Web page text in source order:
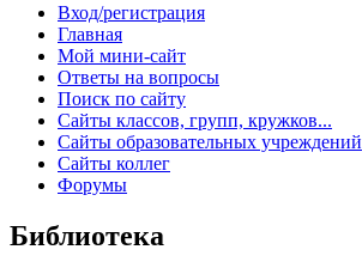
Вход/регистрация
Главная
Мой мини-сайт
Ответы на вопросы
Поиск по сайту
Сайты классов, групп, кружков...
Сайты образовательных учреждений
Сайты коллег
Форумы
Библиотека